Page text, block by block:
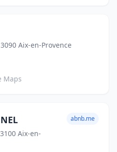
Aix-en-Provence
Maps
Aix-en-
abnb.me